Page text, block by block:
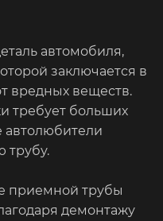
автомобиля,
заключается в
вредных веществ.
требует больших
автолюбители
трубу.
приемной трубы
демонтажу